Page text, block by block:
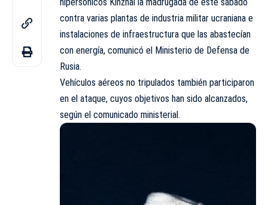
contra varias plantas de industria militar ucraniana e
instalaciones de infraestructura que las abastecían
con energía, comunicó el Ministerio de Defensa de
Rusia.
Vehículos aéreos no tripulados también participaron
en el ataque, cuyos objetivos han sido alcanzados,
según el comunicado ministerial.